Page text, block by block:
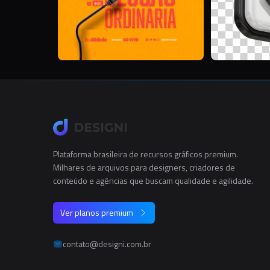
Plataforma brasileira de recursos gráficos premium.
Milhares de arquivos para designers, criadores de
conteúdo e agências que buscam qualidade e agilidade.
Ver planos premium
contato@designi.com.br